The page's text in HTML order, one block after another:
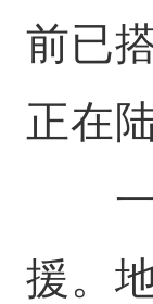
前已
正在
一
援。